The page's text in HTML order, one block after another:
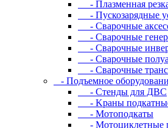
- Плазменная
- Пускозарядные
- Сварочные
- Сварочные
- Сварочные
- Сварочные
- Сварочные
- Пoдъeмнoe
- Cтeнды для ДBC
- Kpaны
- Moтoпoдкaты
- Moтoциклeтныe